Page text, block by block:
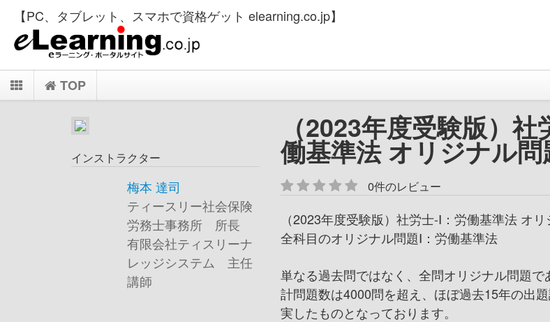
【PC、タブレット、スマホで資格ゲット elearning.co.jp】
TOP
インストラクター
梅本 達司
ティースリー社会保険
労務士事務所 所長
有限会社ティスリーナ
レッジシステム 主任
講師
（2023年度受験版）社
働基準法 オリジナル問
0件のレビュー
（2023年度受験版）社労士-Ⅰ：労働基準法 オ
全科目のオリジナル問題Ⅰ：労働基準法
単なる過去問ではなく、全問オリジナル問題で
計問題数は4000問を超え、ほぼ過去15年の出
実したものとなっております。